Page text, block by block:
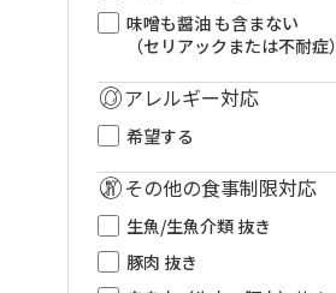
味噌も醤油 も含まない
（セリアックまたは不耐症）
アレルギー対応
希望する
その他の食事制限対応
生魚/生魚介類 抜き
豚肉 抜き